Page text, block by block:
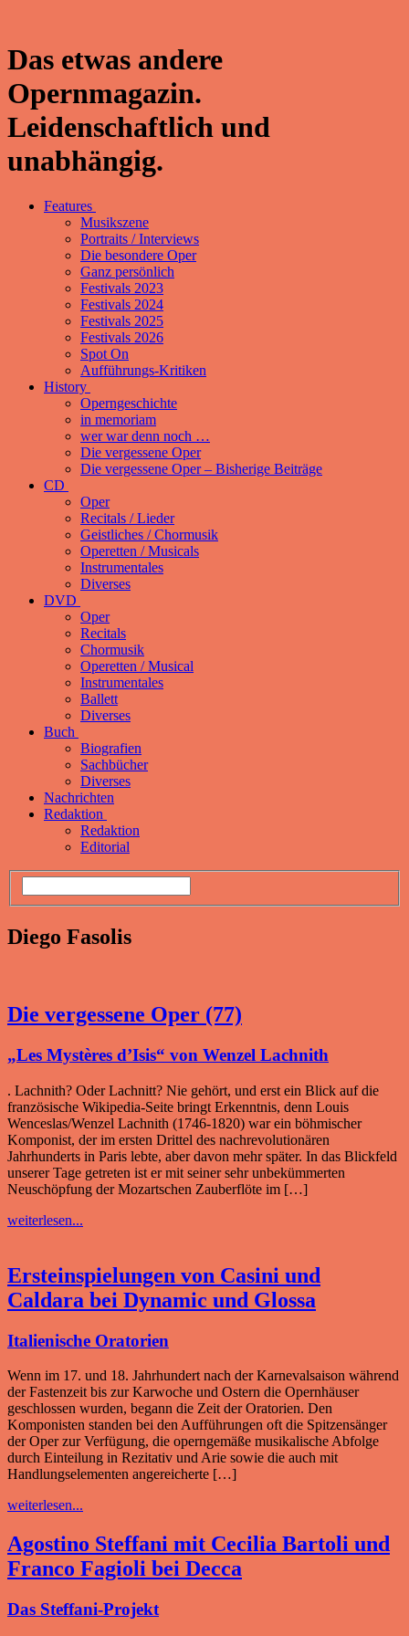
Das etwas andere
Opernmagazin.
Leidenschaftlich und
unabhängig.
Features
Musikszene
Portraits / Interviews
Die besondere Oper
Ganz persönlich
Festivals 2023
Festivals 2024
Festivals 2025
Festivals 2026
Spot On
Aufführungs-Kritiken
History
Operngeschichte
in memoriam
wer war denn noch …
Die vergessene Oper
Die vergessene Oper – Bisherige Beiträge
CD
Oper
Recitals / Lieder
Geistliches / Chormusik
Operetten / Musicals
Instrumentales
Diverses
DVD
Oper
Recitals
Chormusik
Operetten / Musical
Instrumentales
Ballett
Diverses
Buch
Biografien
Sachbücher
Diverses
Nachrichten
Redaktion
Redaktion
Editorial
Diego Fasolis
Die vergessene Oper (77)
„Les Mystères d’Isis“ von Wenzel Lachnith
. Lachnith? Oder Lachnitt? Nie gehört, und erst ein Blick auf die
französische Wikipedia-Seite bringt Erkenntnis, denn Louis
Wenceslas/Wenzel Lachnith (1746-1820) war ein böhmischer
Komponist, der im ersten Drittel des nachrevolutionären
Jahrhunderts in Paris lebte, aber davon mehr später. In das Blickfeld
unserer Tage getreten ist er mit seiner sehr unbekümmerten
Neuschöpfung der Mozartschen Zauberflöte im […]
weiterlesen...
Ersteinspielungen von Casini und
Caldara bei Dynamic und Glossa
Italienische Oratorien
Wenn im 17. und 18. Jahrhundert nach der Karnevalsaison während
der Fastenzeit bis zur Karwoche und Ostern die Opernhäuser
geschlossen wurden, begann die Zeit der Oratorien. Den
Komponisten standen bei den Aufführungen oft die Spitzensänger
der Oper zur Verfügung, die operngemäße musikalische Abfolge
durch Einteilung in Rezitativ und Arie sowie die auch mit
Handlungselementen angereicherte […]
weiterlesen...
Agostino Steffani mit Cecilia Bartoli und
Franco Fagioli bei Decca
Das Steffani-Projekt